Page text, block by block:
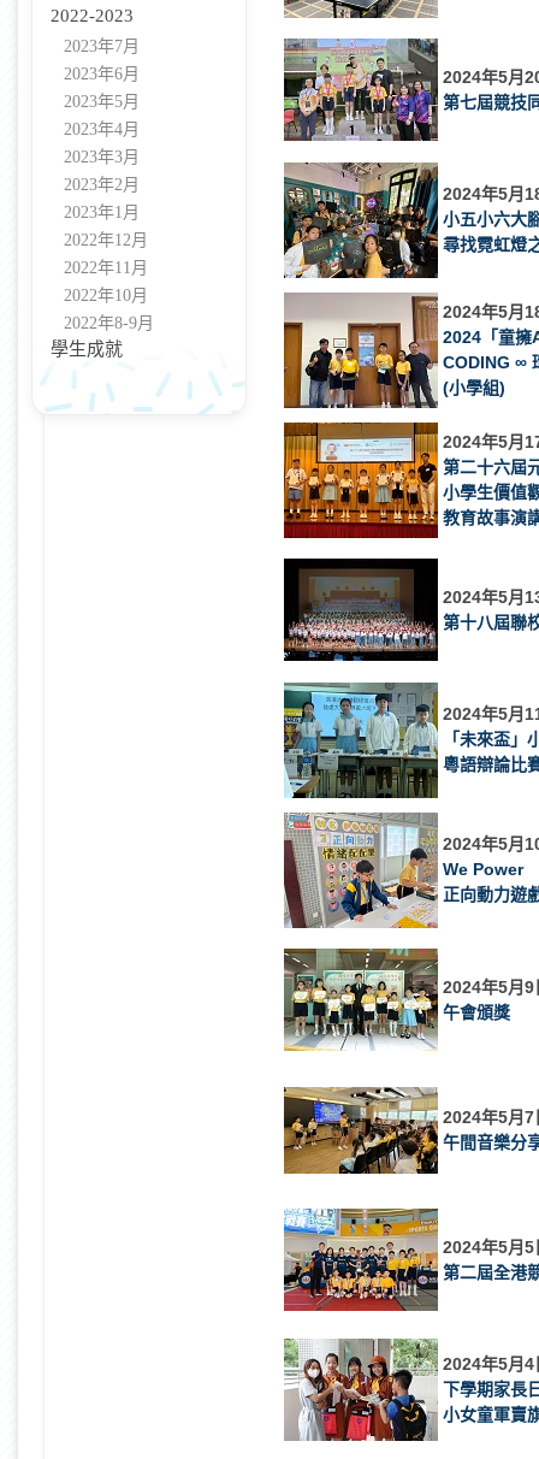
2022-2023
2023年7月
2023年6月
2023年5月
2023年4月
2023年3月
2023年2月
2023年1月
2022年12月
2022年11月
2022年10月
2022年8-9月
學生成就
2024年5月
第七屆競技
2024年5月
小五小六大
尋找霓虹燈
2024年5月
2024「童擁
CODING ∞
(小學組)
2024年5月
第二十六屆
小學生價值
教育故事演
2024年5月
第十八屆聯
2024年5月
「未來盃」
粵語辯論比
2024年5月
We Power
正向動力遊
2024年5月9
午會頒獎
2024年5月7
午間音樂分
2024年5月5
第二屆全港
2024年5月4
下學期家長
小女童軍賣